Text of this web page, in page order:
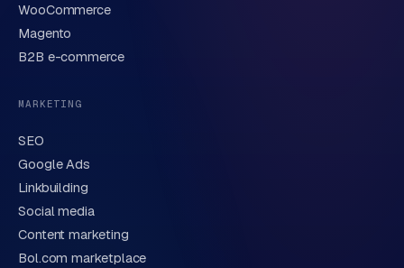
Korte omschrijving van je vraag of project
Verstuur aanvraag
We behandelen je gegevens zorgvuldig conform onze
privacyverklaring. Of bel direct
WooCommerce
Magento
B2B e-commerce
MARKETING
SEO
Google Ads
Linkbuilding
Social media
Content marketing
Bol.com marketplace